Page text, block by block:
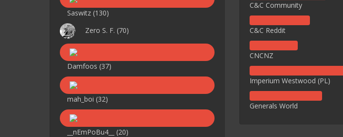
Saswitz (130)
Zero S. F. (70)
Damfoos (37)
mah_boi (32)
__nEmPoBu4__ (20)
C&C Community
C&C Reddit
CNCNZ
Imperium Westwood (PL)
Generals World